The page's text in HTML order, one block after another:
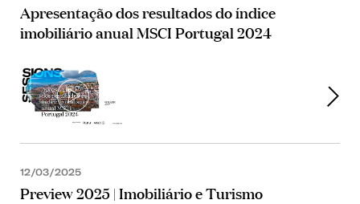
Apresentação dos resultados do índice
imobiliário anual MSCI Portugal 2024
12/03/2025
Preview 2025 | Imobiliário e Turismo